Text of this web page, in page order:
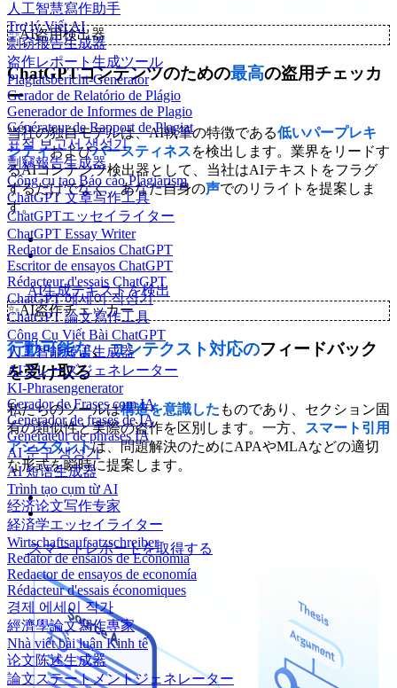
人工智慧寫作助手
Trợ lý Viết AI
剽窃报告生成器
盗作レポート生成ツール
Plagiatsbericht-Generator
Gerador de Relatório de Plágio
Generador de Informes de Plagio
Générateur de Rapport de Plagiat
표절 보고서 생성기
剽竊報告生成器
Công cụ tạo Báo cáo Plagiarism
ChatGPT 文章写作工具
ChatGPTエッセイライター
ChatGPT Essay Writer
Redator de Ensaios ChatGPT
Escritor de ensayos ChatGPT
Rédacteur d'essais ChatGPT
ChatGPT 에세이 작성기
ChatGPT 論文寫作工具
Công Cụ Viết Bài ChatGPT
人工智能短语生成器
AIフレーズジェネレーター
KI-Phrasengenerator
Gerador de Frases com IA
Generador de frases de IA
Générateur de phrases IA
AI 문구 생성기
AI 短语生成器
Trình tạo cụm từ AI
经济论文写作专家
経済学エッセイライター
Wirtschaftsaufsatzschreiber
Redator de ensaios de Economia
Redactor de ensayos de economía
Rédacteur d'essais économiques
경제 에세이 작가
經濟學論文寫作專家
Nhà viết bài luận Kinh tế
论文陈述生成器
論文ステートメントジェネレーター
✨AI盗用検出器
ChatGPTコンテンツのための最高の盗用チェッカ
ー
当社の独自モデルは、AI執筆の特徴である低いパープレキ
シティおよびバースティネスを検出します。業界をリードす
るAIコンテンツ検出器として、当社はAIテキストをフラグ
するだけでなく、あなた自身の声でのリライトを提案しま
す。
AI生成テキストを検出
✨AI盗作チェッカー
行動可能な、コンテクスト対応のフィードバック
を受け取る
私たちのツールは構造を意識した ものであり、セクション固
有の類似性と実際の盗作を区別します。一方、
スマート引用
アシスタントは、問題解決のためにAPAやMLAなどの適切
な形式を瞬時に提案します。
スマートレポートを取得する